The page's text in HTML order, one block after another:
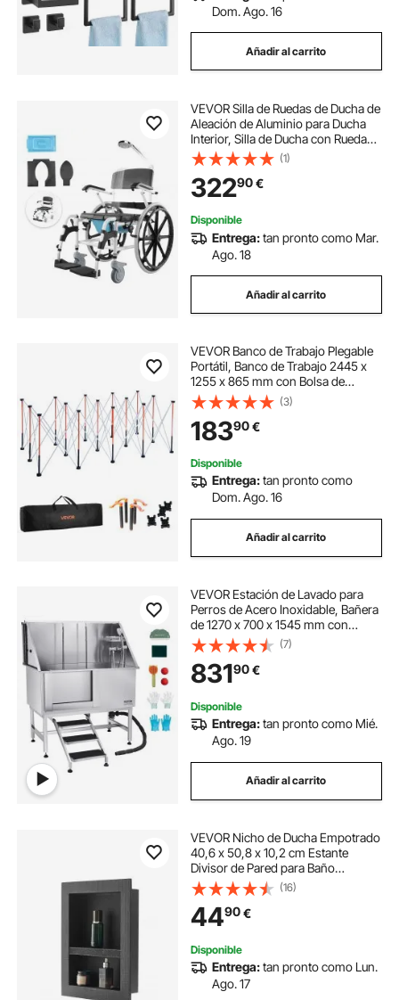
Dom. Ago. 16
Añadir al carrito
VEVOR Silla de Ruedas de Ducha de
Aleación de Aluminio para Ducha
Interior, Silla de Ducha con Ruedas
Ajustable con Freno para Adultos
Discapacitados, Carga de 136 kg,
1015 x 620 x 920 mm, Negro
(1)
32290€
Disponible
Entrega:tan pronto como Mar.
Ago. 18
Añadir al carrito
VEVOR Banco de Trabajo Plegable
Portátil, Banco de Trabajo 2445 x
1255 x 865 mm con Bolsa de
Almacenamiento (Tablero no
Incluido), Capacidad de Peso de
2724 kg para Garaje, Taller y
Exterior
(3)
18390€
Disponible
Entrega:tan pronto como
Dom. Ago. 16
Añadir al carrito
VEVOR Estación de Lavado para
Perros de Acero Inoxidable, Bañera
de 1270 x 700 x 1545 mm con
Escalera, Filtro de Agua de
Polietileno, Grifo, Ducha y Jabonera
para Varias Mascotas, Puerta
Izquierda
(7)
83190€
Disponible
Entrega:tan pronto como Mié.
Ago. 19
Añadir al carrito
VEVOR Nicho de Ducha Empotrado
40,6 x 50,8 x 10,2 cm Estante
Divisor de Pared para Baño
Organizador para Jabón y
Champú, Esquinas Cuadradas
Diseño Impermeable y Sellado para
Ducha de Baño, Negro
(16)
4490€
Disponible
Entrega:tan pronto como Lun.
Ago. 17